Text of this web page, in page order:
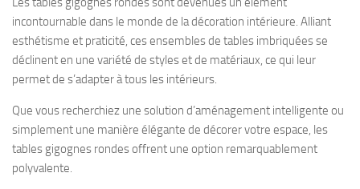
incontournable dans le monde de la décoration intérieure. Alliant
esthétisme et praticité, ces ensembles de tables imbriquées se
déclinent en une variété de styles et de matériaux, ce qui leur
permet de s’adapter à tous les intérieurs.
Que vous recherchiez une solution d’aménagement intelligente ou
simplement une manière élégante de décorer votre espace, les
tables gigognes rondes offrent une option remarquablement
polyvalente.